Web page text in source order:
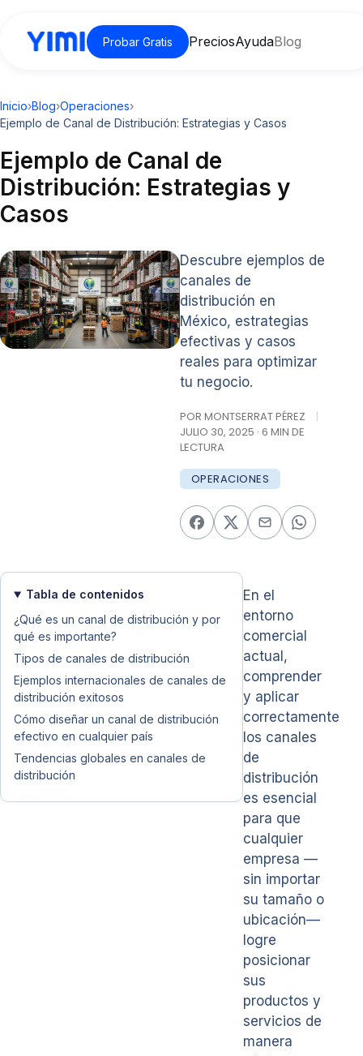
Probar Gratis PreciosAyudaBlog
Inicio›Blog›Operaciones›
Ejemplo de Canal de Distribución: Estrategias y Casos
Ejemplo de Canal de
Distribución: Estrategias y
Casos
Descubre ejemplos de
canales de
distribución en
México, estrategias
efectivas y casos
reales para optimizar
tu negocio.
POR MONTSERRAT PÉREZ
|
JULIO 30, 2025 · 6 MIN DE
LECTURA
OPERACIONES
Tabla de contenidos
¿Qué es un canal de distribución y por
qué es importante?
Tipos de canales de distribución
Ejemplos internacionales de canales de
distribución exitosos
Cómo diseñar un canal de distribución
efectivo en cualquier país
Tendencias globales en canales de
distribución
En el
entorno
comercial
actual,
comprender
y aplicar
correctamente
los canales
de
distribución
es esencial
para que
cualquier
empresa —
sin importar
su tamaño o
ubicación—
logre
posicionar
sus
productos y
servicios de
manera